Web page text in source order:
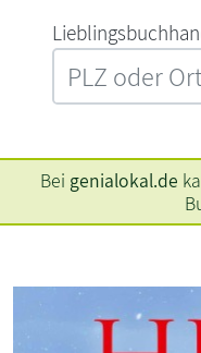
Bei genialokal.de